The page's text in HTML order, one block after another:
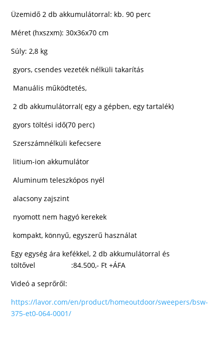
Üzemidő 2 db akkumulátorral: kb. 90 perc
Méret (hxszxm): 30x36x70 cm
Súly: 2,8 kg
gyors, csendes vezeték nélküli takarítás
Manuális működtetés,
2 db akkumulátorral( egy a gépben, egy tartalék)
gyors töltési idő(70 perc)
Szerszámnélküli kefecsere
litium-ion akkumulátor
Aluminum teleszkópos nyél
alacsony zajszint
nyomott nem hagyó kerekek
kompakt, könnyű, egyszerű használat
Egy egység ára kefékkel, 2 db akkumulátorral és
töltővel :84.500,- Ft +ÁFA
Videó a seprőről:
https://lavor.com/en/product/homeoutdoor/sweepers/bsw-
375-et0-064-0001/